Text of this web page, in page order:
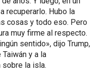
recuperarlo. Hubo la
cosas y todo eso. Pero
muy firme al respecto.
sentido», dijo Trump,
y a la
la isla.